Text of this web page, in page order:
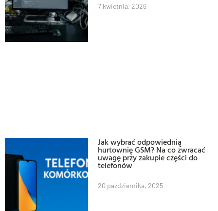
7 kwietnia, 2026
Jak wybrać odpowiednią
hurtownię GSM? Na co zwracać
uwagę przy zakupie części do
telefonów
20 października, 2025